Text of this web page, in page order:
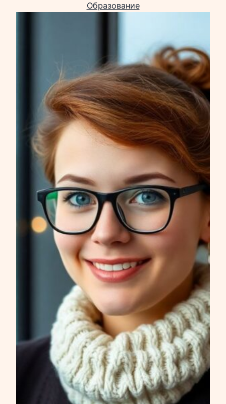
Образование